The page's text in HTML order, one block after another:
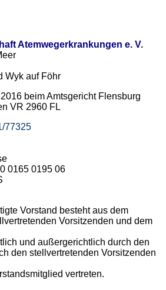
Atemwegerkrankungen e. V.
Wyk auf Föhr
beim Amtsgericht Flensburg
VR 2960 FL
77325
0165 0195 06
Vorstand besteht aus dem
Vorsitzenden und dem
und außergerichtlich durch den
den stellvertretenden Vorsitzenden
vertreten.